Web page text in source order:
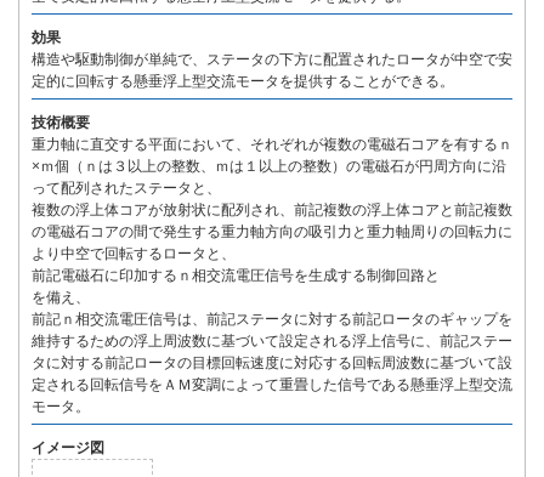
効果
構造や駆動制御が単純で、ステータの下方に配置されたロータが中空で安
定的に回転する懸垂浮上型交流モータを提供することができる。
技術概要
重力軸に直交する平面において、それぞれが複数の電磁石コアを有するｎ
×ｍ個（ｎは３以上の整数、ｍは１以上の整数）の電磁石が円周方向に沿
って配列されたステータと、
複数の浮上体コアが放射状に配列され、前記複数の浮上体コアと前記複数
の電磁石コアの間で発生する重力軸方向の吸引力と重力軸周りの回転力に
より中空で回転するロータと、
前記電磁石に印加するｎ相交流電圧信号を生成する制御回路と
を備え、
前記ｎ相交流電圧信号は、前記ステータに対する前記ロータのギャップを
維持するための浮上周波数に基づいて設定される浮上信号に、前記ステー
タに対する前記ロータの目標回転速度に対応する回転周波数に基づいて設
定される回転信号をＡＭ変調によって重畳した信号である懸垂浮上型交流
モータ。
イメージ図